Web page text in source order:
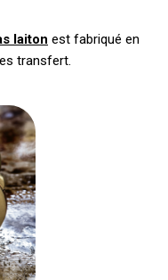
laiton est fabriqué en
transfert.